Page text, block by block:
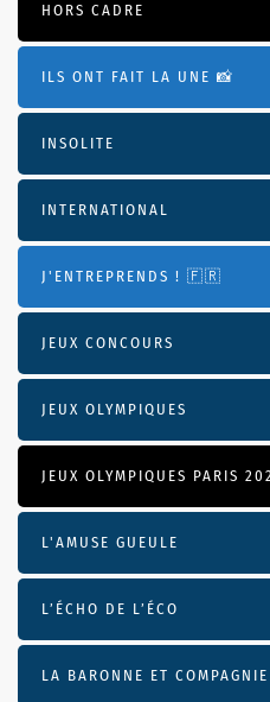
HORS CADRE
ILS ONT FAIT LA UNE 📸
INSOLITE
INTERNATIONAL
J'ENTREPRENDS ! 🇫🇷
JEUX CONCOURS
JEUX OLYMPIQUES
JEUX OLYMPIQUES PARIS
L'AMUSE GUEULE
L’ÉCHO DE L’ÉCO
LA BARONNE ET COMPAGNIE